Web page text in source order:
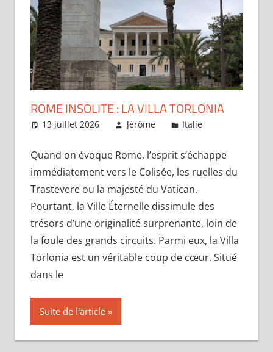
ROME INSOLITE : LA VILLA TORLONIA
13 juillet 2026 Jérôme Italie
Quand on évoque Rome, l’esprit s’échappe
immédiatement vers le Colisée, les ruelles du
Trastevere ou la majesté du Vatican.
Pourtant, la Ville Éternelle dissimule des
trésors d’une originalité surprenante, loin de
la foule des grands circuits. Parmi eux, la Villa
Torlonia est un véritable coup de cœur. Situé
dans le
Suite de l'article